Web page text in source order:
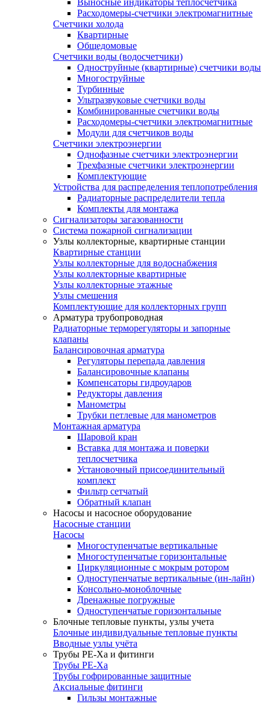
Выносные индикаторы теплосчетчика
Расходомеры-счетчики электромагнитные
Счетчики холода
Квартирные
Общедомовые
Счетчики воды (водосчетчики)
Одноструйные (квартирные) счетчики воды
Многоструйные
Турбинные
Ультразвуковые счетчики воды
Комбинированные счетчики воды
Расходомеры-счетчики электромагнитные
Модули для счетчиков воды
Счетчики электроэнергии
Однофазные счетчики электроэнергии
Трехфазные счетчики электроэнергии
Комплектующие
Устройства для распределения теплопотребления
Радиаторные распределители тепла
Комплекты для монтажа
Сигнализаторы загазованности
Система пожарной сигнализации
Узлы коллекторные, квартирные станции
Квартирные станции
Узлы коллекторные для водоснабжения
Узлы коллекторные квартирные
Узлы коллекторные этажные
Узлы смешения
Комплектующие для коллекторных групп
Арматура трубопроводная
Радиаторные терморегуляторы и запорные
клапаны
Балансировочная арматура
Регуляторы перепада давления
Балансировочные клапаны
Компенсаторы гидроударов
Редукторы давления
Манометры
Трубки петлевые для манометров
Монтажная арматура
Шаровой кран
Вставка для монтажа и поверки
теплосчетчика
Установочный присоединительный
комплект
Фильтр сетчатый
Обратный клапан
Насосы и насосное оборудование
Насосные станции
Насосы
Многоступенчатые вертикальные
Многоступенчатые горизонтальные
Циркуляционные с мокрым ротором
Одноступенчатые вертикальные (ин-лайн)
Консольно-моноблочные
Дренажные погружные
Одноступенчатые горизонтальные
Блочные тепловые пункты, узлы учета
Блочные индивидуальные тепловые пункты
Вводные узлы учёта
Трубы РЕ-Ха и фитинги
Трубы РЕ-Ха
Трубы гофрированные защитные
Аксиальные фитинги
Гильзы монтажные